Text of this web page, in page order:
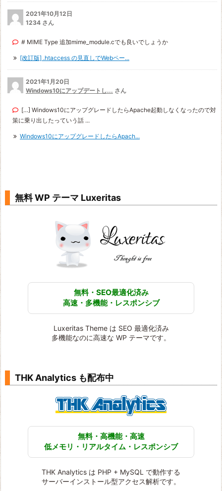
2021年10月12日
1234 さん
# MIME Type 追加mime_module.cでも良いでしょうか
[改訂版] .htaccess の見直しでWebペー...
2021年1月20日
Windows10にアップデートし... さん
[…] Windows10にアップグレードしたらApache起動しなくなったので対
策に乗り出したっていう話 ...
Windows10にアップグレードしたらApach...
無料 WP テーマ Luxeritas
無料・SEO最適化済み
高速・多機能・レスポンシブ
Luxeritas Theme は SEO 最適化済み
多機能なのに高速な WP テーマです。
THK Analytics も配布中
無料・高機能・高速
低メモリ・リアルタイム・レスポンシブ
THK Analytics は PHP + MySQL で動作する
サーバーインストール型アクセス解析です。